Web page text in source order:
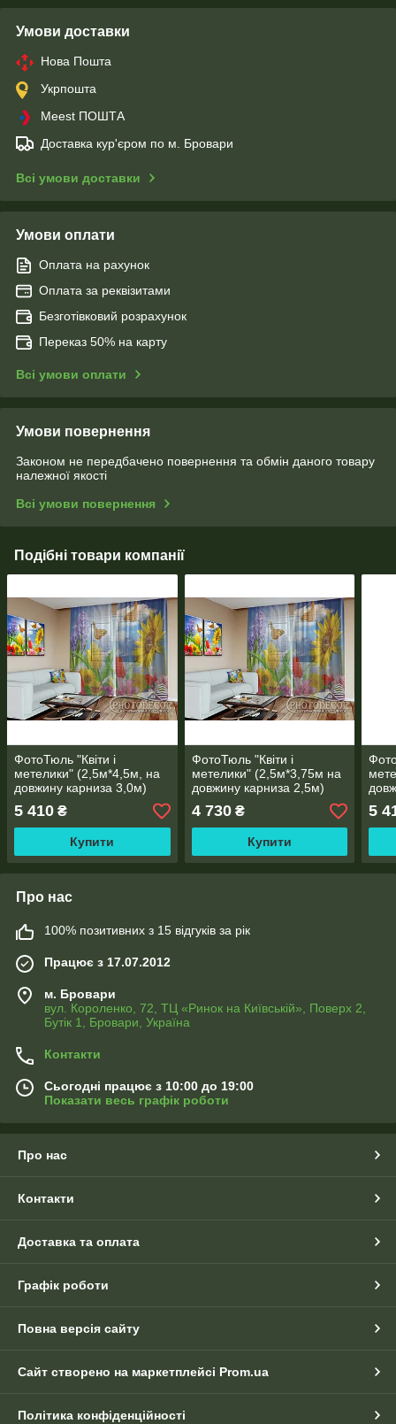
Умови доставки
Нова Пошта
Укрпошта
Meest ПОШТА
Доставка кур'єром по м. Бровари
Всі умови доставки
Умови оплати
Оплата на рахунок
Оплата за реквізитами
Безготівковий розрахунок
Переказ 50% на карту
Всі умови оплати
Умови повернення
Законом не передбачено повернення та обмін даного товару
належної якості
Всі умови повернення
Подібні товари компанії
ФотоТюль "Квіти і
метелики" (2,5м*4,5м, на
довжину карниза 3,0м)
5 410 ₴
Купити
ФотоТюль "Квіти і
метелики" (2,5м*3,75м на
довжину карниза 2,5м)
4 730₴
Купити
5
Про нас
100% позитивних з 15 відгуків за рік
Працює з 17.07.2012
м. Бровари
вул. Короленко, 72, ТЦ «Ринок на Київській», Поверх 2,
Бутік 1, Бровари, Україна
Контакти
Сьогодні працює з 10:00 до 19:00
Показати весь графік роботи
Про нас
Контакти
Доставка та оплата
Графік роботи
Повна версія сайту
Сайт створено на маркетплейсі Prom.ua
Політика конфіденційності